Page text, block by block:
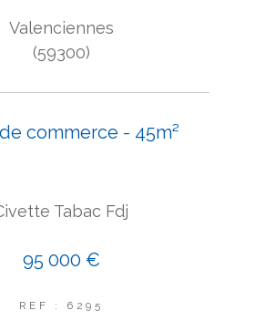
Valenciennes
(59300)
commerce - 45m²
Tabac Fdj
95 000 €
REF : 6295
PARKING
PAR
COUPS DE COEUR